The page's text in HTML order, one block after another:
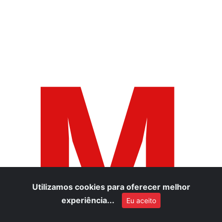
M
Utilizamos cookies para oferecer melhor
experiência...
Eu aceito